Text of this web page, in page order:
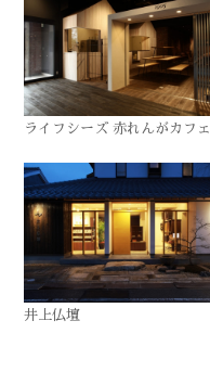
ライフシーズ 赤れんがカフェ
井上仏壇